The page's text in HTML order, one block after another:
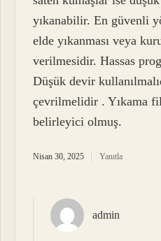
yıkanabilir. En güvenli
elde yıkanması veya
verilmesidir. Hassas
Düşük devir
çevrilmelidir . Yıkama
belirleyici olmuş.
Nisan 30, 2025 Yanıtla
admin